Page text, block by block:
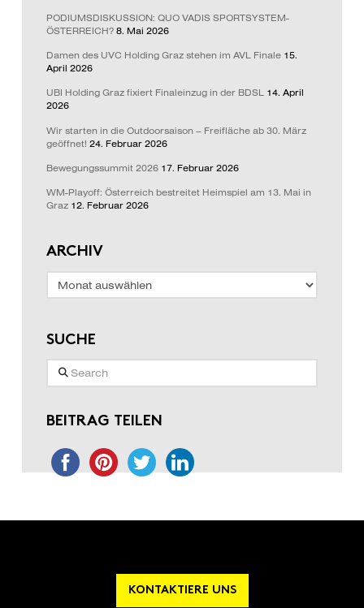
PODIUMSDISKUSSION: QUO VADIS SPORTSYSTEM-
ÖSTERREICH? 8. Mai 2026
Damen des UVC Holding Graz stehen im AVL Finale 15.
April 2026
UBI Holding Graz fixiert Finaleinzug in der BDSL 14. April
2026
Wir starten in die Outdoorsaison – Freifläche ab 30. März
geöffnet! 24. Februar 2026
Bewegungssummit 2026 17. Februar 2026
WM-Playoff: Österreich bestreitet Heimspiel am 13. Mai in
Graz 12. Februar 2026
ARCHIV
SUCHE
Search
BEITRAG TEILEN
KONTAKTIERE UNS